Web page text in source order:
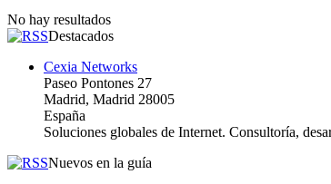
No hay resultados
Destacados
Cexia Networks
Paseo Pontones 27
Madrid, Madrid 28005
España
Soluciones globales de Internet. Consultoría,
Nuevos en la guía